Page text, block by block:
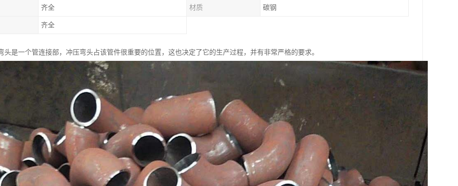
齐全 材质 碳钢
齐全
头是一个管连接部，冲压弯头占该管件很重要的位置，这也决定了它的生产过程，并有非常严格的要求。